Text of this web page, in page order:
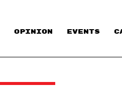
OPINION EVENTS